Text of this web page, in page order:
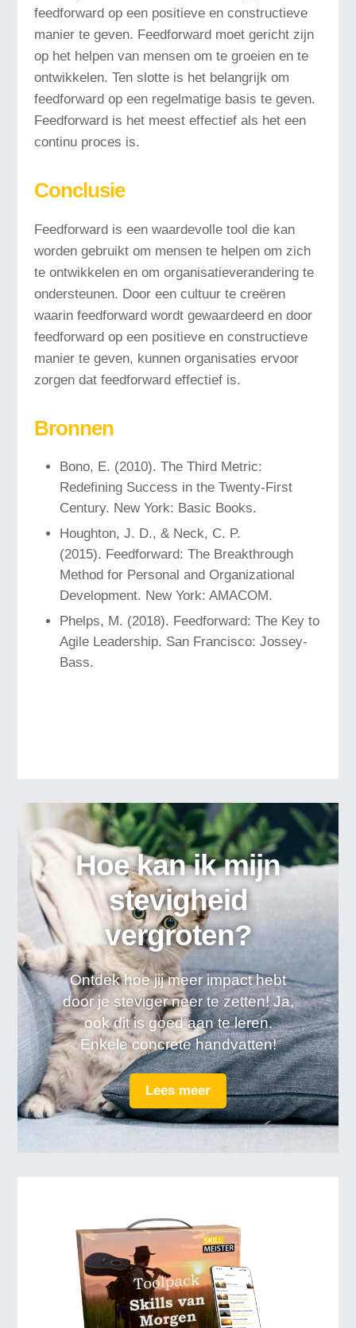
feedforward op een positieve en constructieve
manier te geven. Feedforward moet gericht zijn
op het helpen van mensen om te groeien en te
ontwikkelen. Ten slotte is het belangrijk om
feedforward op een regelmatige basis te geven.
Feedforward is het meest effectief als het een
continu proces is.
Conclusie
Feedforward is een waardevolle tool die kan
worden gebruikt om mensen te helpen om zich
te ontwikkelen en om organisatieverandering te
ondersteunen. Door een cultuur te creëren
waarin feedforward wordt gewaardeerd en door
feedforward op een positieve en constructieve
manier te geven, kunnen organisaties ervoor
zorgen dat feedforward effectief is.
Bronnen
Bono, E. (2010). The Third Metric:
Redefining Success in the Twenty-First
Century. New York: Basic Books.
Houghton, J. D., & Neck, C. P.
(2015). Feedforward: The Breakthrough
Method for Personal and Organizational
Development. New York: AMACOM.
Phelps, M. (2018). Feedforward: The Key to
Agile Leadership. San Francisco: Jossey-
Bass.
Hoe kan ik mijn
stevigheid
vergroten?
Ontdek hoe jij meer impact hebt
door je steviger neer te zetten! Ja,
ook dit is goed aan te leren.
Enkele concrete handvatten!
Lees meer